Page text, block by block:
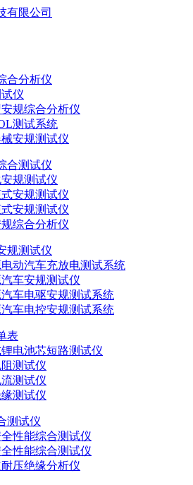
合分析仪
仪
规综合分析仪
测试系统
安规测试仪
合测试仪
规测试仪
安规测试仪
安规测试仪
综合分析仪
规测试仪
动汽车充放电测试系统
车安规测试仪
车电驱安规测试系统
车电控安规测试系统
表
电池芯短路测试仪
测试仪
测试仪
测试仪
测试仪
性能综合测试仪
性能综合测试仪
压绝缘分析仪